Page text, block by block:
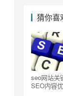
猜你喜
seo网站关
SEO内容